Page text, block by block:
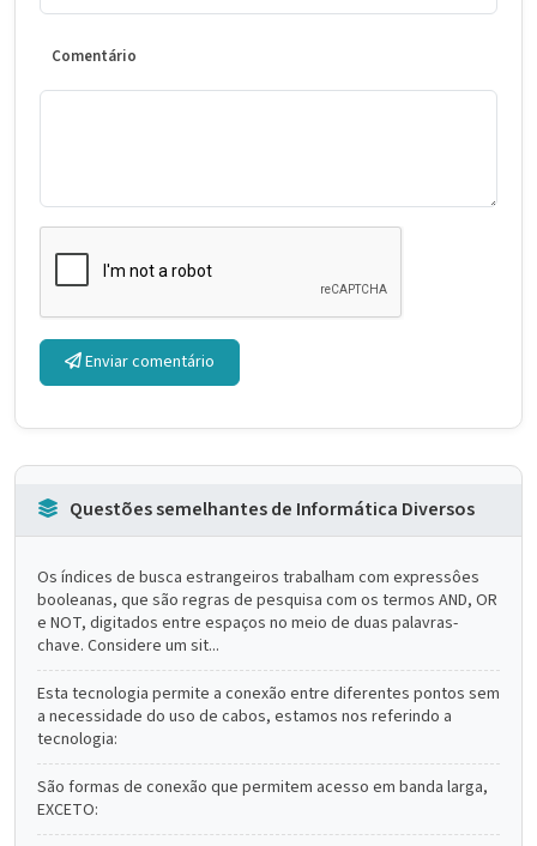
Comentário
Enviar comentário
Questões semelhantes de Informática Diversos
Os índices de busca estrangeiros trabalham com expressôes
booleanas, que são regras de pesquisa com os termos AND, OR
e NOT, digitados entre espaços no meio de duas palavras-
chave. Considere um sit...
Esta tecnologia permite a conexão entre diferentes pontos sem
a necessidade do uso de cabos, estamos nos referindo a
tecnologia:
São formas de conexão que permitem acesso em banda larga,
EXCETO: